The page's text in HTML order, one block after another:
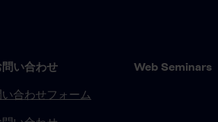
い合わせ
合わせフォーム
Web Seminars